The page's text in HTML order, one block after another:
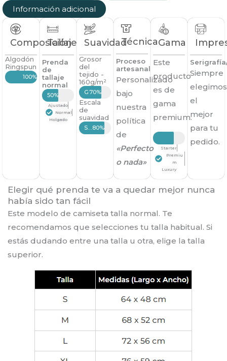
Información adicional
Composición
Algodón
Ringspun
100%
Tallaje
Prenda
de
tallaje
normal
50%
Ajustado
Normal
Holgado
Suavidad
Grosor
del
tejido -
160g/m²
Grueso
70%
Escala
de
suavidad
80%
Técnica
Proceso
artesanal
Personalizado
bajo
nuestra
política
de
«Perfecto
o nada»
Gama
Este
producto
es de
gama
premium.
Starter
Premiu
m
Luxury
Siempre
elegimos
el
mejor
para tu
pedido.
Elegir qué prenda te va a quedar mejor nunca
había sido tan fácil
Este modelo de camiseta talla normal. Te
recomendamos que selecciones tu talla habitual. Si
estás dudando entre una talla u otra, elige la talla
superior.